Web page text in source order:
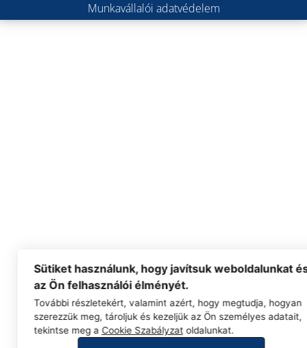
Munkavállalói adatvédelem
Sütiket használunk, hogy javítsuk weboldalunkat
az Ön felhasználói élményét.
További részletekért, valamint azért, hogy megtudja, hogyan
szerezzük meg, tároljuk és kezeljük az Ön személyes adatait,
tekintse meg a Cookie Szabályzatoldalunkat.